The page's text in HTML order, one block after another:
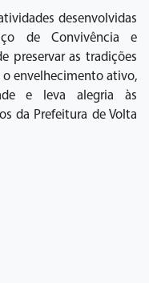
desenvolvidas
de Convivência e
preservar as tradições
envelhecimento ativo,
e leva alegria às
da Prefeitura de Volta